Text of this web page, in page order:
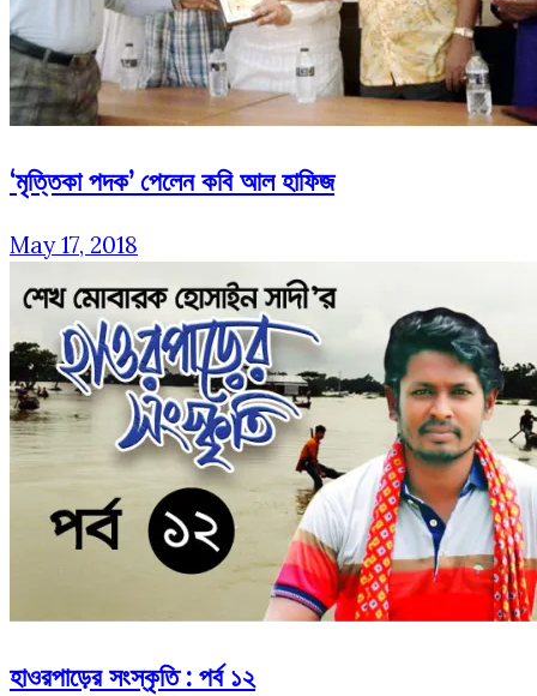
‘মৃত্তিকা পদক’ পেলেন কবি আল হাফিজ
May 17, 2018
হাওরপাড়ের সংস্কৃতি : পর্ব ১২